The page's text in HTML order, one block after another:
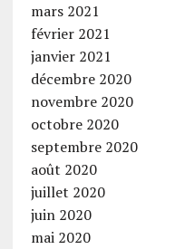
mars 2021
février 2021
janvier 2021
décembre 2020
novembre 2020
octobre 2020
septembre 2020
août 2020
juillet 2020
juin 2020
mai 2020